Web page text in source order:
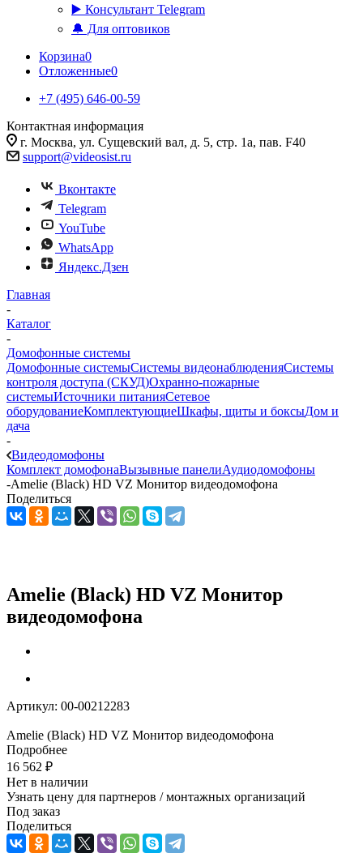
▶️ Консультант Telegram
🔔 Для оптовиков
Корзина0
Отложенные0
+7 (495) 646-00-59
Контактная информация
г. Москва, ул. Сущевский вал, д. 5, стр. 1а, пав. F40
support@videosist.ru
Вконтакте
Telegram
YouTube
WhatsApp
Яндекс.Дзен
Главная
-
Каталог
-
Домофонные системы
Домофонные системыСистемы видеонаблюденияСистемы
контроля доступа (СКУД)Охранно-пожарные
системыИсточники питанияСетевое
оборудованиеКомплектующиеШкафы, щиты и боксыДом и
дача
-
Видеодомофоны
Комплект домофонаВызывные панелиАудиодомофоны
-Amelie (Black) HD VZ Монитор видеодомофона
Поделиться
Amelie (Black) HD VZ Монитор
видеодомофона
Артикул: 00-00212283
Amelie (Black) HD VZ Монитор видеодомофона
Подробнее
16 562 ₽
Нет в наличии
Узнать цену для партнеров / монтажных организаций
Под заказ
Поделиться